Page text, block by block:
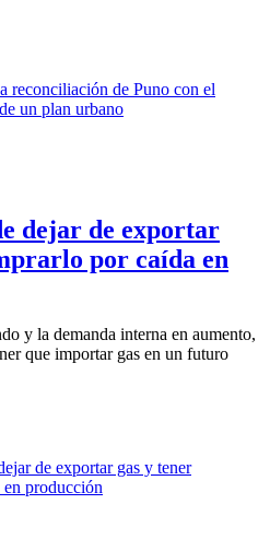
dejar de exportar
por caída en
y la demanda interna en aumento,
que importar gas en un futuro